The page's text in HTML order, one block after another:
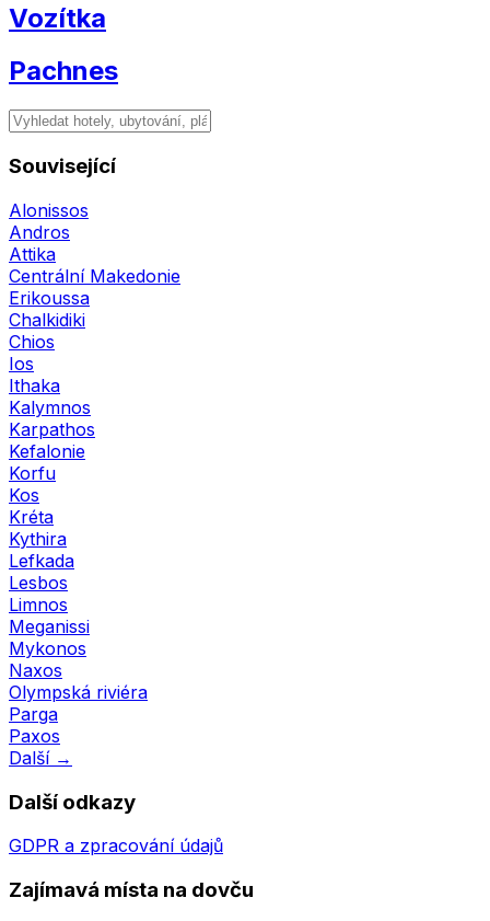
Vozítka
Pachnes
Související
Alonissos
Andros
Attika
Centrální Makedonie
Erikoussa
Chalkidiki
Chios
Ios
Ithaka
Kalymnos
Karpathos
Kefalonie
Korfu
Kos
Kréta
Kythira
Lefkada
Lesbos
Limnos
Meganissi
Mykonos
Naxos
Olympská riviéra
Parga
Paxos
Další →
Další odkazy
GDPR a zpracování údajů
Zajímavá místa na dovču